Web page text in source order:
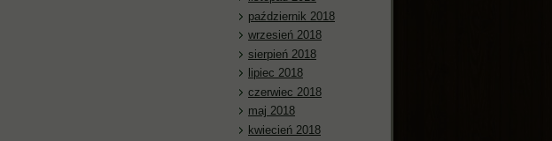
październik 2018
wrzesień 2018
sierpień 2018
lipiec 2018
czerwiec 2018
maj 2018
kwiecień 2018